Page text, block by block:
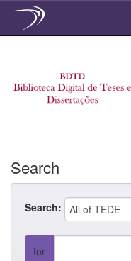
Search
Search:
for